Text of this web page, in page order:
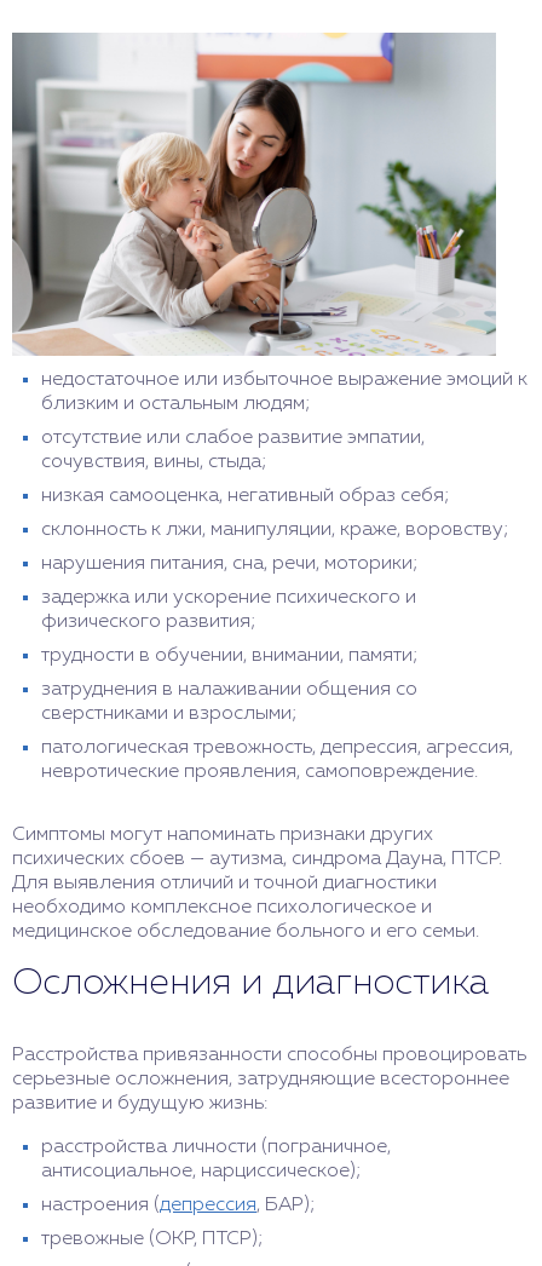
недостаточное или избыточное выражение эмоций к
близким и остальным людям;
отсутствие или слабое развитие эмпатии,
сочувствия, вины, стыда;
низкая самооценка, негативный образ себя;
склонность к лжи, манипуляции, краже, воровству;
нарушения питания, сна, речи, моторики;
задержка или ускорение психического и
физического развития;
трудности в обучении, внимании, памяти;
затруднения в налаживании общения со
сверстниками и взрослыми;
патологическая тревожность, депрессия, агрессия,
невротические проявления, самоповреждение.
Симптомы могут напоминать признаки других
психических сбоев — аутизма, синдрома Дауна, ПТСР.
Для выявления отличий и точной диагностики
необходимо комплексное психологическое и
медицинское обследование больного и его семьи.
Осложнения и диагностика
Расстройства привязанности способны провоцировать
серьезные осложнения, затрудняющие всестороннее
развитие и будущую жизнь:
расстройства личности (пограничное,
антисоциальное, нарциссическое);
настроения (депрессия, БАР);
тревожные (ОКР, ПТСР);